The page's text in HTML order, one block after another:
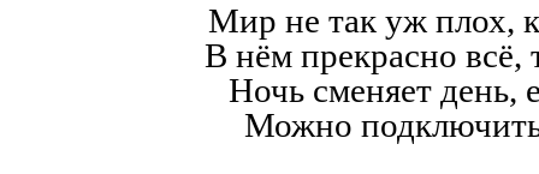
Мир не так уж плох,
В нём прекрасно всё,
Ночь сменяет день,
Можно